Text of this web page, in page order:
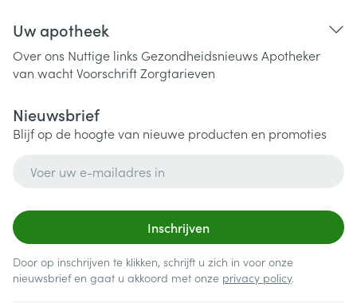
Uw apotheek
Over ons Nuttige links Gezondheidsnieuws Apotheker
van wachtVoorschriftZorgtarieven
Nieuwsbrief
Blijf op de hoogte van nieuwe producten en promoties
Inschrijven
Door op inschrijven te klikken, schrijft u zich in voor onze
nieuwsbrief en gaat u akkoord met onze privacy policy.